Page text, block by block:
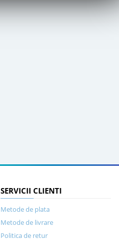
SERVICII CLIENTI
Metode de plata
Metode de livrare
Politica de retur